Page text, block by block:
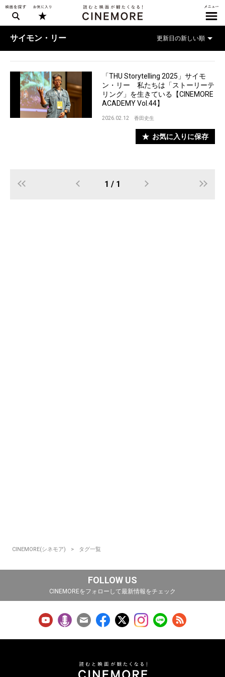
サイモン・リー
「THU Storytelling 2025」サイモ
ン・リー 私たちは「ストーリーテ
リング」を生きている【CINEMORE
ACADEMY Vol.44】
2026.02.12 香田史生
お気に入りに保存
1 / 1
CINEMORE(シネモア) タグ一覧
FOLLOW US
CINEMOREをフォローして最新情報をチェック